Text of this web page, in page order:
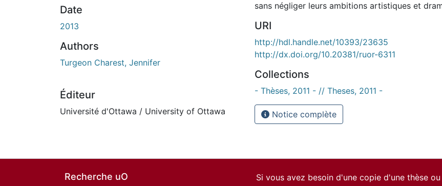
Date
2013
Authors
Turgeon Charest, Jennifer
Éditeur
Université d'Ottawa / University of Ottawa
sans négliger leurs ambitions artistiques et
URI
http://hdl.handle.net/10393/23635
http://dx.doi.org/10.20381/ruor-6311
Collections
- Thèses, 2011 - // Theses, 2011 -
Notice complète
Recherche uO
Si vous avez besoin d'une copie d'une thèse